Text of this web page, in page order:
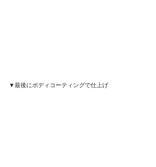
▼最後にボディコーティングで仕上げ